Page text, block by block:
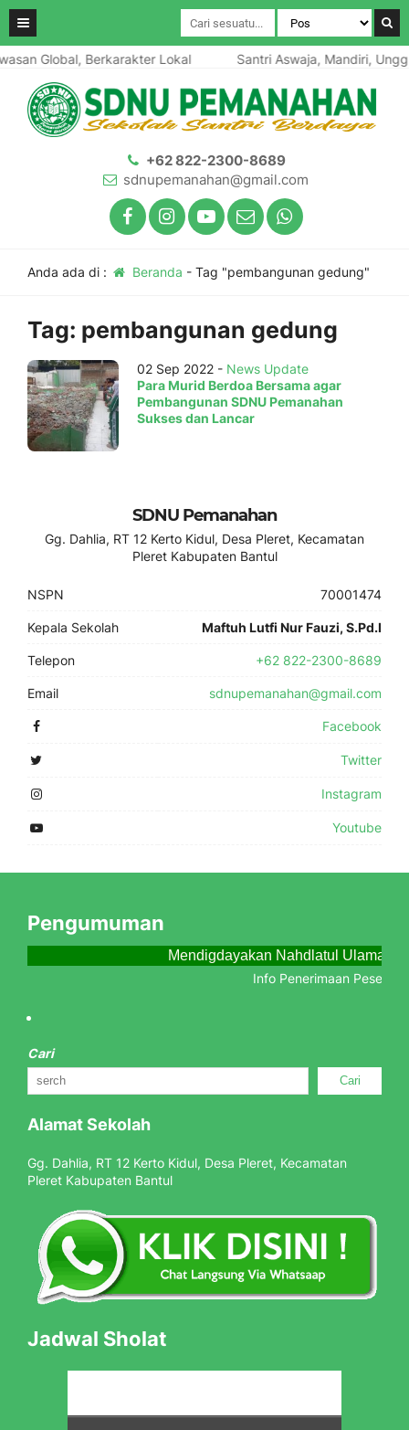
Global, Berkarakter Lokal Santri Aswaja, Mandiri,
+62 822-2300-8689
sdnupemanahan@gmail.com
Anda ada di : Beranda - Tag "pembangunan gedung"
Tag: pembangunan gedung
02 Sep 2022 - News Update
Para Murid Berdoa Bersama agar
Pembangunan SDNU Pemanahan
Sukses dan Lancar
SDNU Pemanahan
Gg. Dahlia, RT 12 Kerto Kidul, Desa Pleret, Kecamatan
Pleret Kabupaten Bantul
NSPN 70001474
Kepala Sekolah Maftuh Lutfi Nur Fauzi, S.Pd.I
Telepon +62 822-2300-8689
Email sdnupemanahan@gmail.com
Facebook
Twitter
Instagram
Youtube
Pengumuman
Mendigdayakan Nahdlatul Ulama
Info Penerimaan Peserta
Cari
Cari
Alamat Sekolah
Gg. Dahlia, RT 12 Kerto Kidul, Desa Pleret, Kecamatan
Pleret Kabupaten Bantul
Jadwal Sholat